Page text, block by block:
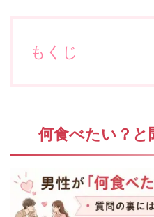
もくじ
何食べたい？と